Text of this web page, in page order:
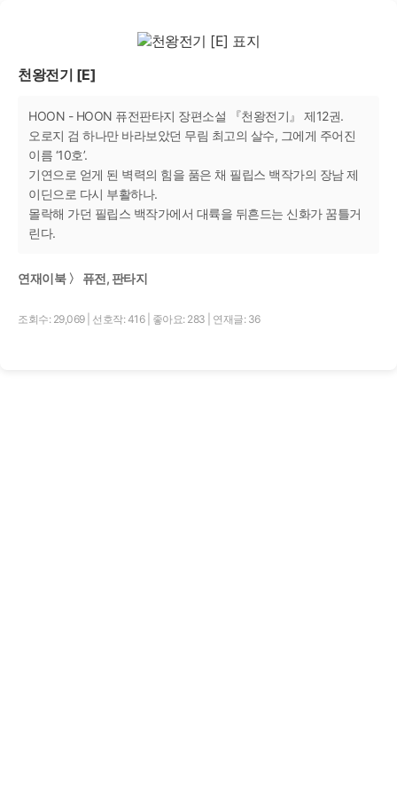
천왕전기 [E]
HOON - HOON 퓨전판타지 장편소설 『천왕전기』 제12권.
오로지 검 하나만 바라보았던 무림 최고의 살수, 그에게 주어진
이름 ‘10호’.
기연으로 얻게 된 벽력의 힘을 품은 채 필립스 백작가의 장남 제
이딘으로 다시 부활하나.
몰락해 가던 필립스 백작가에서 대륙을 뒤흔드는 신화가 꿈틀거
린다.
연재이북 〉 퓨전, 판타지
조회수: 29,069 선호작: 416 좋아요: 283 연재글: 36